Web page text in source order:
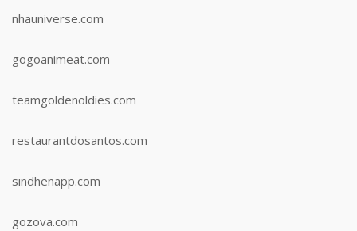
nhauniverse.com
gogoanimeat.com
teamgoldenoldies.com
restaurantdosantos.com
sindhenapp.com
gozova.com